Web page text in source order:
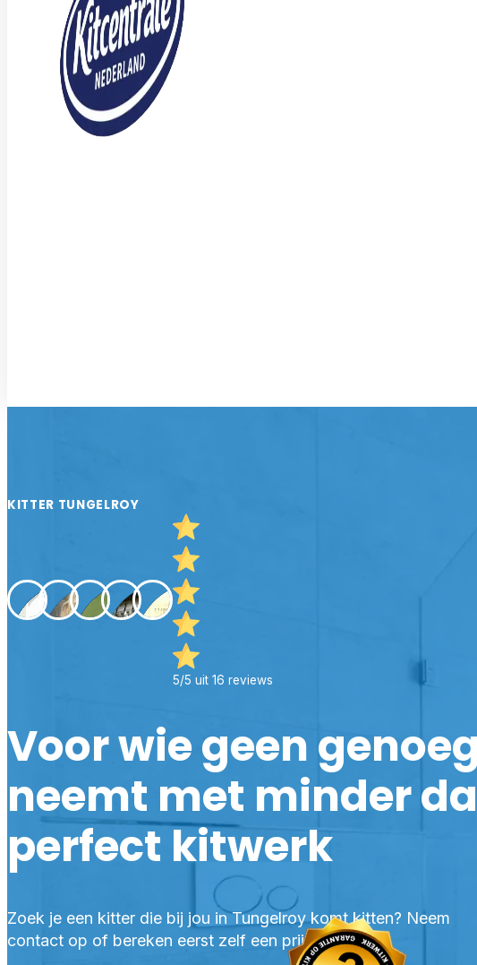
KITTER TUNGELROY
5/5 uit 16 reviews
Voor wie geen
neemt met minder
perfect kitwerk
Zoek je een kitter die bij jou in Tungelroy komt kitten? Neem
contact op of bereken eerst zelf een prijs.